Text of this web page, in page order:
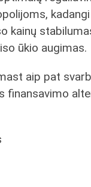
kainų
ūkio augimas.
aip pat
finansavimo